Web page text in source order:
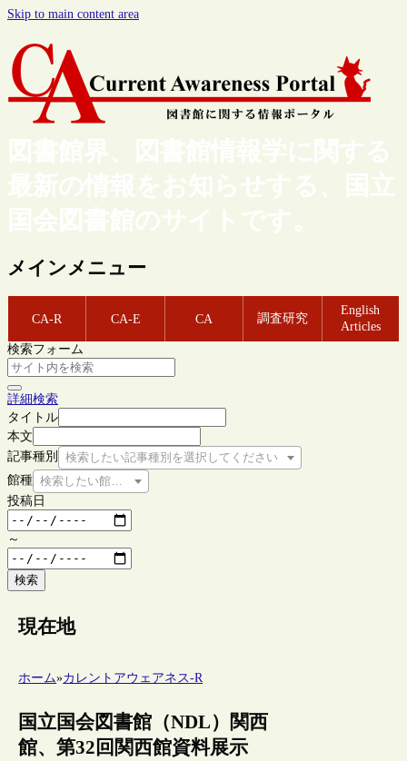
Skip to main content area
図書館界、図書館情報学に関する
最新の情報をお知らせする、国立
国会図書館のサイトです。
メインメニュー
CA-R CA-E CA 調査研究
English
Articles
検索フォーム
詳細検索
タイトル
本文
記事種別
検索したい記事種別を選択してください
館種 検索したい館種を選択してください
投稿日
～
検索
現在地
ホーム»カレントアウェアネス-R
国立国会図書館（NDL）関西
館、第32回関西館資料展示